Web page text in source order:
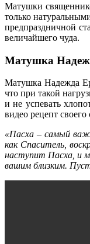
Матушки
только
предпраздничной
величайшего чуда.
Матушка
Матушка Надежда
что при такой
и не успевать
видео рецепт
«Пасха – самый
как Спаситель,
наступит Пасха, и
вашим близким.